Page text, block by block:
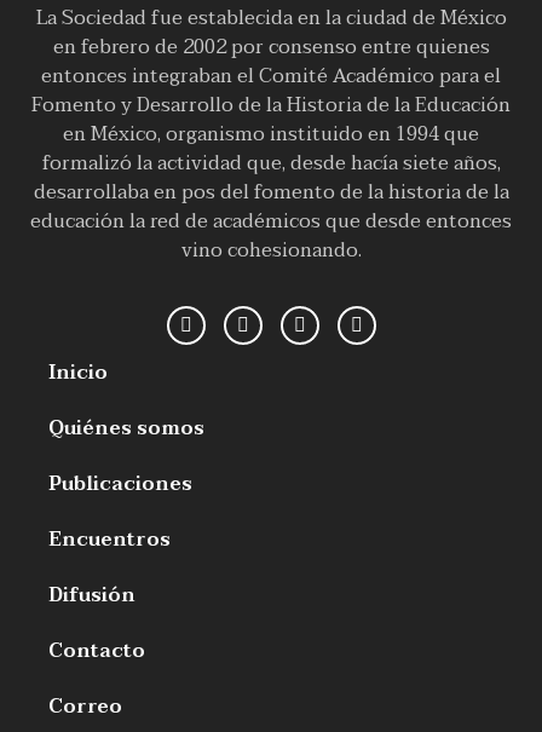
La Sociedad fue establecida en la ciudad de México
en febrero de 2002 por consenso entre quienes
entonces integraban el Comité Académico para el
Fomento y Desarrollo de la Historia de la Educación
en México, organismo instituido en 1994 que
formalizó la actividad que, desde hacía siete años,
desarrollaba en pos del fomento de la historia de la
educación la red de académicos que desde entonces
vino cohesionando.
Inicio
Quiénes somos
Publicaciones
Encuentros
Difusión
Contacto
Correo